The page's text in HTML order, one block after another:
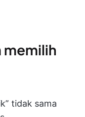
memilih
tidak sama